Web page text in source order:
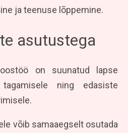
ja teenuse lõppemine.
asutustega
on suunatud lapse
ning edasiste
võib samaaegselt osutada